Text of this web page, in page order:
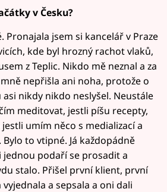
v Česku?
Pronajala jsem si kancelář v Praze
kde byl hrozný rachot vlaků,
z Teplic. Nikdo mě neznal a za
nepřišla ani noha, protože o
nikdy nikdo neslyšel. Neustále
meditovat, jestli píšu recepty,
umím něco s medializací a
to vtipné. Já každopádně
jednou podaří se prosadit a
stalo. Přišel první klient, první
a sepsala a oni dali